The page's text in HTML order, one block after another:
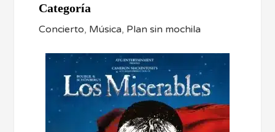
Categoría
Concierto, Música, Plan sin mochila